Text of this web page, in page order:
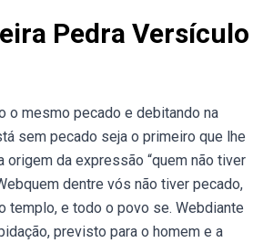
Pedra Versículo
o mesmo pecado e debitando na
sem pecado seja o primeiro que lhe
da expressão “quem não tiver
dentre vós não tiver pecado,
templo, e todo o povo se. Webdiante
previsto para o homem e a